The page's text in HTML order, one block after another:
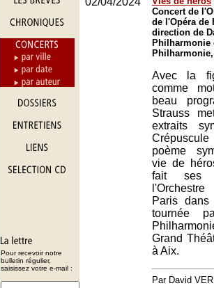
Pour recevoir notre
bulletin régulier,
saisissez votre e-mail :
Concert de
de l'Opéra de
direction de
Philharmonie
Avec la
comme
beau
Strauss
extraits
poème
vie de
fait ses
Paris
tournée
Grand
à Aix.
Par David